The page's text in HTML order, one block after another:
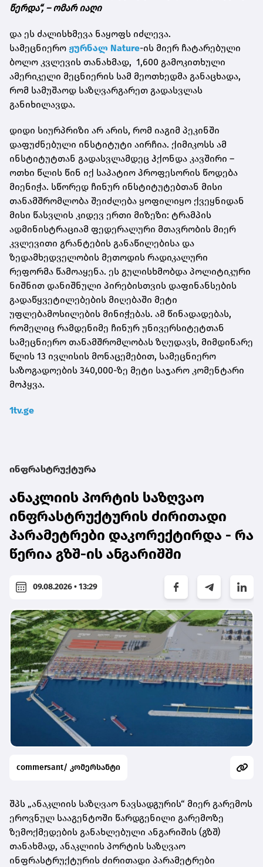
წერდა“, – ომარ იაღი
და ეს ძალისხმევა ნაყოფს იძლევა.
სამეცნიერო ჟურნალ Nature-ის მიერ ჩატარებული
ბოლო კვლევის თანახმად, 1,600 გამოკითხული
ამერიკელი მეცნიერის სამ მეოთხედმა განაცხადა,
რომ სამუშაოდ საზღვარგარეთ გადასვლას
განიხილავდა.
დიდი სიურპრიზი არ არის, რომ იაგიმ პეკინში
დაფუძნებული ინსტიტუტი აირჩია. ქიმიკოსს ამ
ინსტიტუტთან გადასვლამდეც ჰქონდა კავშირი –
ოთხი წლის წინ იქ საპატიო პროფესორის წოდება
მიენიჭა. სწორედ ჩინურ ინსტიტუტებთან მისი
თანამშრომლობა შეიძლება ყოფილიყო ქვეყნიდან
მისი წასვლის კიდევ ერთი მიზეზი: ტრამპის
ადმინისტრაციამ ფედერალური მთავრობის მიერ
კვლევითი გრანტების განაწილებისა და
ზედამხედველობის მეთოდის რადიკალური
რეფორმა წამოაყენა. ეს გულისხმობდა პოლიტიკური
ნიშნით დანიშნული პირებისთვის დაფინანსების
გადაწყვეტილებების მიღებაში მეტი
უფლებამოსილების მინიჭებას. ამ წინადადებას,
რომელიც რამდენიმე ჩინურ უნივერსიტეტთან
სამეცნიერო თანამშრომლობას ზღუდავს, მიმდინარე
წლის 13 ივლისის მონაცემებით, სამეცნიერო
საზოგადოების 340,000-ზე მეტი საჯარო კომენტარი
მოჰყვა.
1tv.ge
ინფრასტრუქტურა
ანაკლიის პორტის საზღვაო
ინფრასტრუქტურის ძირითადი
პარამეტრები დაკორექტირდა - რა
წერია გზშ-ის ანგარიშში
09.08.2026 • 13:29
commersant/ კომერსანტი
შპს „ანაკლიის საზღვაო ნავსადგურის“ მიერ გარემოს
ეროვნულ სააგენტოში წარდგენილი გარემოზე
ზემოქმედების განახლებული ანგარიშის (გზშ)
თანახმად, ანაკლიის პორტის საზღვაო
ინფრასტრუქტურის ძირითადი პარამეტრები